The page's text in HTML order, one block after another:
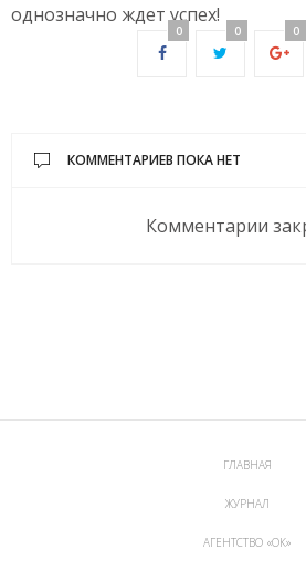
однозначно ждет успех!
0 0 0
КОММЕНТАРИЕВ ПОКА НЕТ
Комментарии
ГЛАВНАЯ
ЖУРНАЛ
АГЕНТСТВО «ОК»